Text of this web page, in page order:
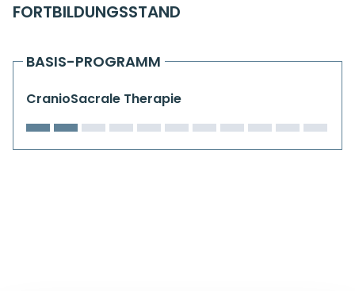
FORTBILDUNGSSTAND
BASIS-PROGRAMM
CranioSacrale Therapie
Kursorte mit Kursangeboten